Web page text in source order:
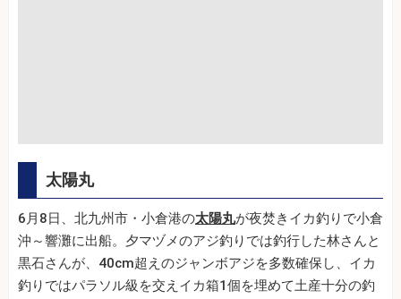
太陽丸
6月8日、北九州市・小倉港の太陽丸が夜焚きイカ釣りで小倉
沖～響灘に出船。夕マヅメのアジ釣りでは釣行した林さんと
黒石さんが、40cm超えのジャンボアジを多数確保し、イカ
釣りではパラソル級を交えイカ箱1個を埋めて土産十分の釣